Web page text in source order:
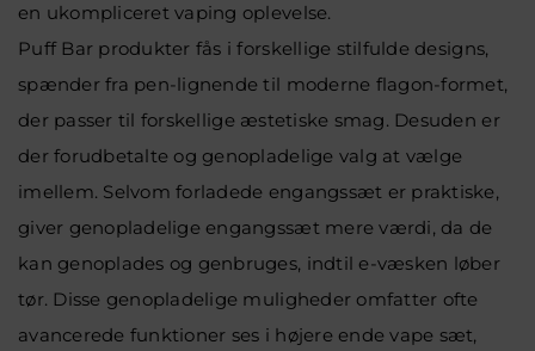
en ukompliceret vaping oplevelse.
Puff Bar produkter fås i forskellige stilfulde designs,
spænder fra pen-lignende til moderne flagon-formet,
der passer til forskellige æstetiske smag. Desuden er
der forudbetalte og genopladelige valg at vælge
imellem. Selvom forladede engangssæt er praktiske,
giver genopladelige engangssæt mere værdi, da de
kan genoplades og genbruges, indtil e-væsken løber
tør. Disse genopladelige muligheder omfatter ofte
avancerede funktioner ses i højere ende vape sæt,